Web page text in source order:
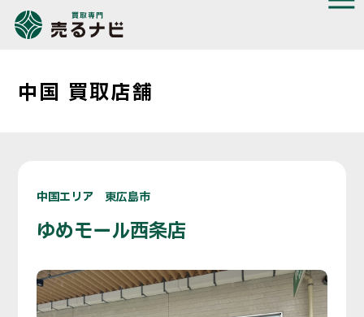
中国 買取店舗
中国エリア 東広島市
ゆめモール西条店